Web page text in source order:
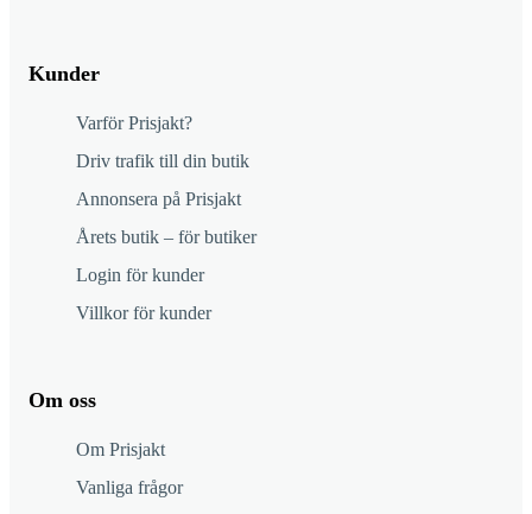
Kunder
Varför Prisjakt?
Driv trafik till din butik
Annonsera på Prisjakt
Årets butik – för butiker
Login för kunder
Villkor för kunder
Om oss
Om Prisjakt
Vanliga frågor